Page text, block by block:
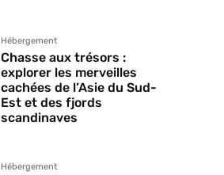
Hébergement
Chasse aux trésors :
explorer les merveilles
cachées de l’Asie du Sud-
Est et des fjords
scandinaves
Hébergement